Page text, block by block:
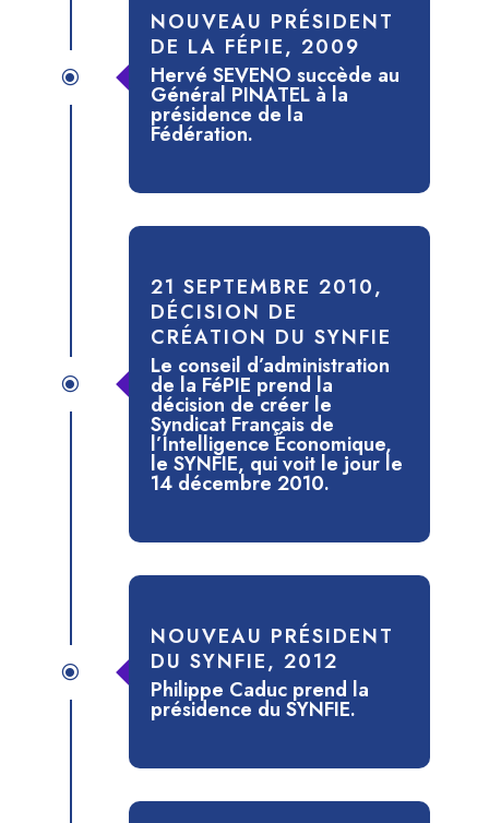
\
NOUVEAU PRÉSIDENT
DE LA FÉPIE, 2009
Hervé SEVENO succède au
Général PINATEL à la
présidence de la
Fédération.
\
21 SEPTEMBRE 2010,
DÉCISION DE
CRÉATION DU SYNFIE
Le conseil d’administration
de la FéPIE prend la
décision de créer le
Syndicat Français de
l’Intelligence Économique,
le SYNFIE, qui voit le jour le
14 décembre 2010.
\
NOUVEAU PRÉSIDENT
DU SYNFIE, 2012
Philippe Caduc prend la
présidence du SYNFIE.